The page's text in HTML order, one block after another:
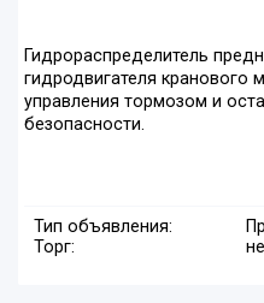
Гидрораспределитель
гидродвигателя кранового
управления тормозом и
безопасности.
Тип объявления:
Торг: